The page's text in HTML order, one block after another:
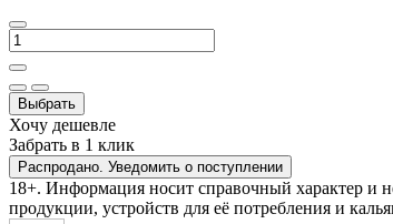
Выбрать
Хочу дешевле
Забрать в 1 клик
Распродано. Уведомить о поступлении
18+. Информация носит справочный характер и
продукции, устройств для её потребления и